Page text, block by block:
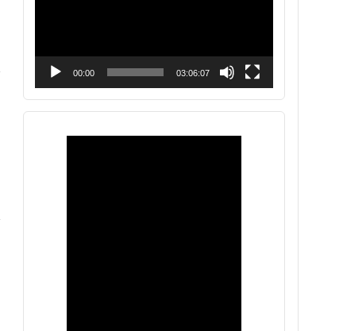
00:00 03:06:07